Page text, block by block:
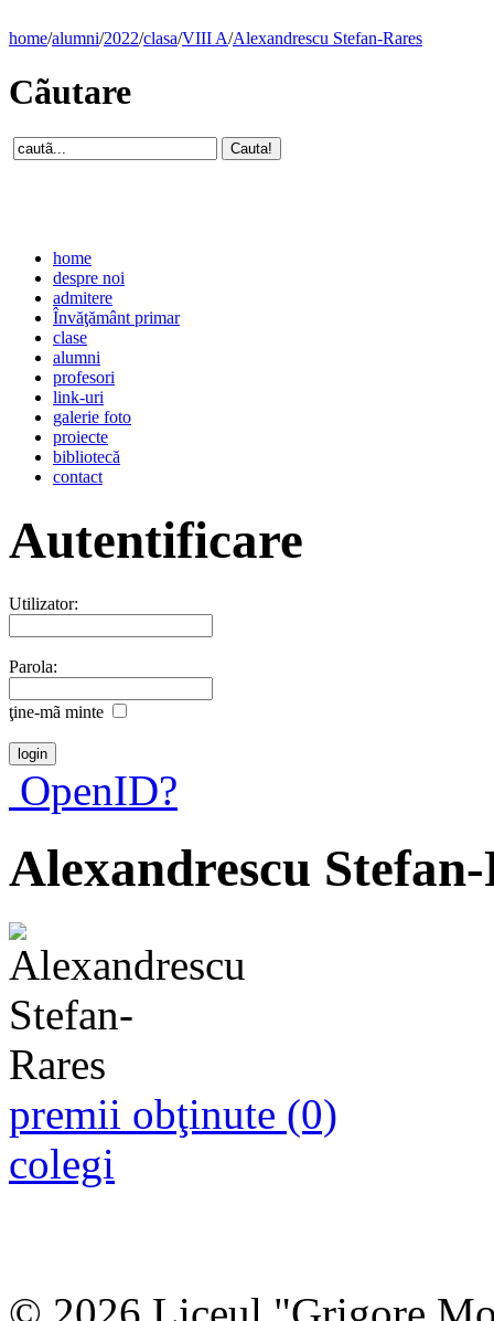
home/alumni/2022/clasa/VIII A/Alexandrescu Stefan-Rares
Cãutare
home
despre noi
admitere
Învăţământ primar
clase
alumni
profesori
link-uri
galerie foto
proiecte
bibliotecă
contact
Autentificare
Utilizator:
Parola:
ţine-mã minte
OpenID?
Alexandrescu
premii obţinute (0)
colegi